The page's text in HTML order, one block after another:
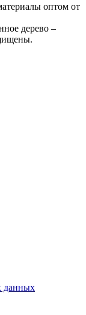
оптом от
дерево –
данных